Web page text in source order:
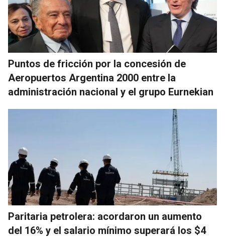
Puntos de fricción por la concesión de
Aeropuertos Argentina 2000 entre la
administración nacional y el grupo Eurnekian
Paritaria petrolera: acordaron un aumento
del 16% y el salario mínimo superará los $4